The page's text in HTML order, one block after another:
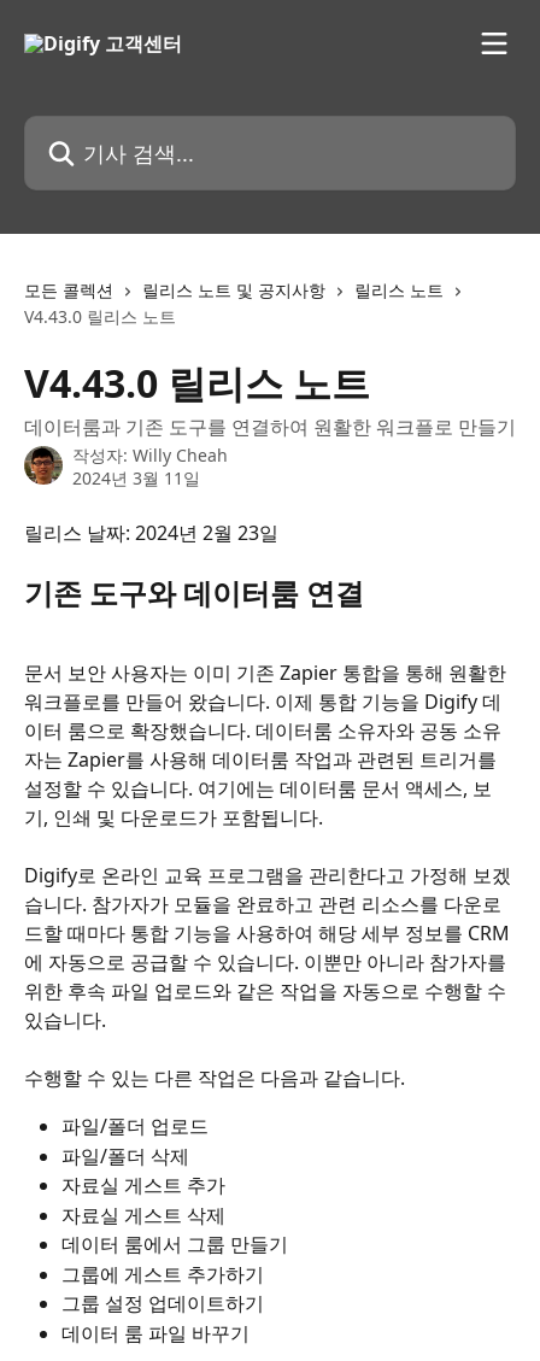
기사 검색...
모든 콜렉션 릴리스 노트 및 공지사항
릴리스 노트
V4.43.0 릴리스 노트
V4.43.0 릴리스 노트
데이터룸과 기존 도구를 연결하여 원활한 워크플로 만들기
작성자: Willy Cheah
2024년 3월 11일
릴리스 날짜: 2024년 2월 23일
기존 도구와 데이터룸 연결
문서 보안 사용자는 이미 기존 Zapier 통합을 통해 원활한
워크플로를 만들어 왔습니다. 이제 통합 기능을 Digify 데
이터 룸으로 확장했습니다. 데이터룸 소유자와 공동 소유
자는 Zapier를 사용해 데이터룸 작업과 관련된 트리거를
설정할 수 있습니다. 여기에는 데이터룸 문서 액세스, 보
기, 인쇄 및 다운로드가 포함됩니다.
Digify로 온라인 교육 프로그램을 관리한다고 가정해 보겠
습니다. 참가자가 모듈을 완료하고 관련 리소스를 다운로
드할 때마다 통합 기능을 사용하여 해당 세부 정보를 CRM
에 자동으로 공급할 수 있습니다. 이뿐만 아니라 참가자를
위한 후속 파일 업로드와 같은 작업을 자동으로 수행할 수
있습니다.
수행할 수 있는 다른 작업은 다음과 같습니다.
파일/폴더 업로드
파일/폴더 삭제
자료실 게스트 추가
자료실 게스트 삭제
데이터 룸에서 그룹 만들기
그룹에 게스트 추가하기
그룹 설정 업데이트하기
데이터 룸 파일 바꾸기